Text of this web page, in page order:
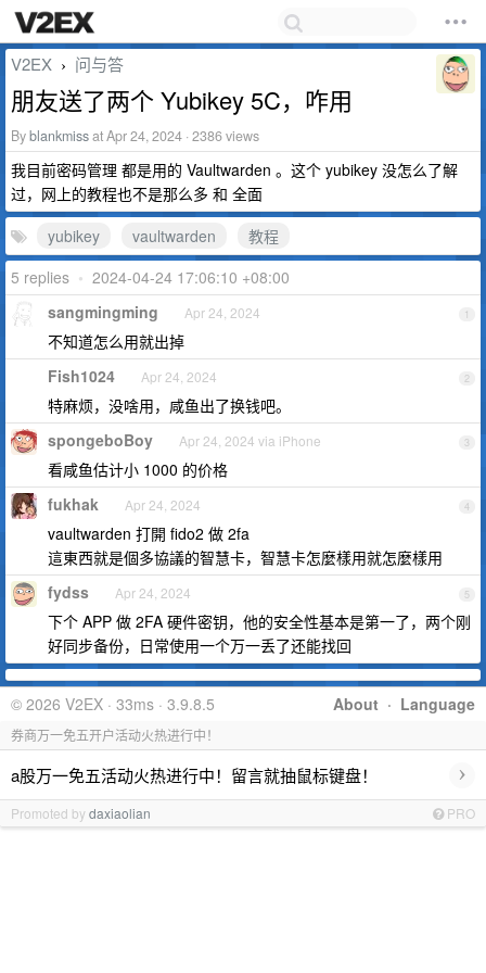
V2EX › 问与答
朋友送了两个 Yubikey 5C，咋用
Byblankmissat Apr 24, 2024 · 2386 views
我目前密码管理 都是用的 Vaultwarden 。这个 yubikey 没怎么了解
过，网上的教程也不是那么多 和 全面
yubikey
vaultwarden
教程
5 replies • 2024-04-24 17:06:10 +08:00
1
sangmingming Apr 24, 2024
不知道怎么用就出掉
2
Fish1024 Apr 24, 2024
特麻烦，没啥用，咸鱼出了换钱吧。
3
spongeboBoy Apr 24, 2024 via iPhone
看咸鱼估计小 1000 的价格
4
fukhak Apr 24, 2024
vaultwarden 打開 fido2 做 2fa
這東西就是個多協議的智慧卡，智慧卡怎麼樣用就怎麼樣用
5
fydss Apr 24, 2024
下个 APP 做 2FA 硬件密钥，他的安全性基本是第一了，两个刚
好同步备份，日常使用一个万一丢了还能找回
About · Language
© 2026 V2EX · 33ms · 3.9.8.5
券商万一免五开户活动火热进行中！
a股万一免五活动火热进行中！留言就抽鼠标键盘！ ›
Promoted bydaxiaolian PRO